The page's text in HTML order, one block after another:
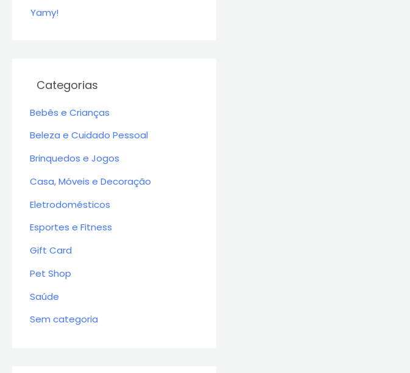
Yamy!
Categorias
Bebês e Crianças
Beleza e Cuidado Pessoal
Brinquedos e Jogos
Casa, Móveis e Decoração
Eletrodomésticos
Esportes e Fitness
Gift Card
Pet Shop
Saúde
Sem categoria